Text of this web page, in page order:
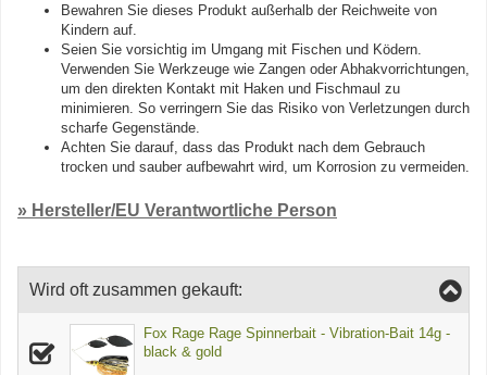
Bewahren Sie dieses Produkt außerhalb der Reichweite von
Kindern auf.
Seien Sie vorsichtig im Umgang mit Fischen und Ködern.
Verwenden Sie Werkzeuge wie Zangen oder Abhakvorrichtungen,
um den direkten Kontakt mit Haken und Fischmaul zu
minimieren. So verringern Sie das Risiko von Verletzungen durch
scharfe Gegenstände.
Achten Sie darauf, dass das Produkt nach dem Gebrauch
trocken und sauber aufbewahrt wird, um Korrosion zu vermeiden.
» Hersteller/EU Verantwortliche Person
Wird oft zusammen gekauft:
Fox Rage Rage Spinnerbait - Vibration-Bait 14g -
black & gold